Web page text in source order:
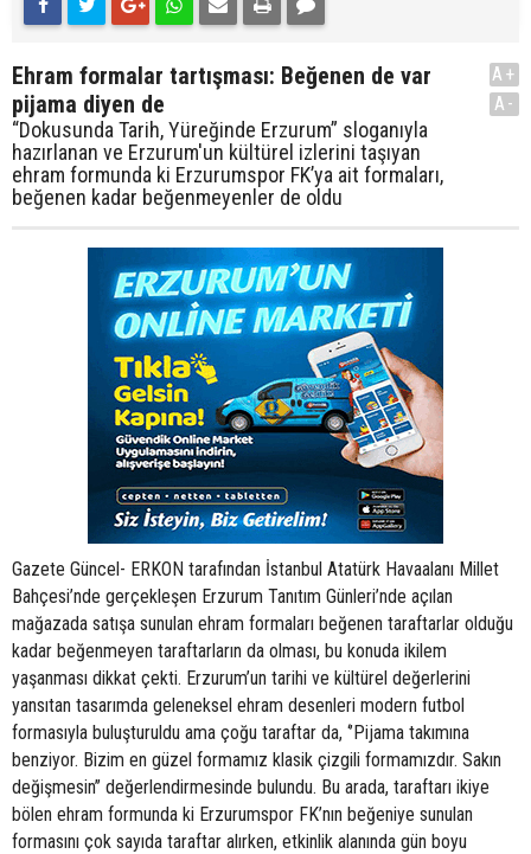
Ehram formalar tartışması: Beğenen de var
pijama diyen de
“Dokusunda Tarih, Yüreğinde Erzurum” sloganıyla
hazırlanan ve Erzurum'un kültürel izlerini taşıyan
ehram formunda ki Erzurumspor FK’ya ait formaları,
beğenen kadar beğenmeyenler de oldu
A+
A-
Gazete Güncel- ERKON tarafından İstanbul Atatürk Havaalanı Millet
Bahçesi’nde gerçekleşen Erzurum Tanıtım Günleri’nde açılan
mağazada satışa sunulan ehram formaları beğenen taraftarlar olduğu
kadar beğenmeyen taraftarların da olması, bu konuda ikilem
yaşanması dikkat çekti. Erzurum’un tarihi ve kültürel değerlerini
yansıtan tasarımda geleneksel ehram desenleri modern futbol
formasıyla buluşturuldu ama çoğu taraftar da, ‘’Pijama takımına
benziyor. Bizim en güzel formamız klasik çizgili formamızdır. Sakın
değişmesin’’ değerlendirmesinde bulundu. Bu arada, taraftarı ikiye
bölen ehram formunda ki Erzurumspor FK’nın beğeniye sunulan
formasını çok sayıda taraftar alırken, etkinlik alanında gün boyu